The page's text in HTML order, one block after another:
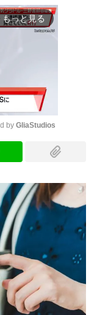
もっと見る
by GliaStudios